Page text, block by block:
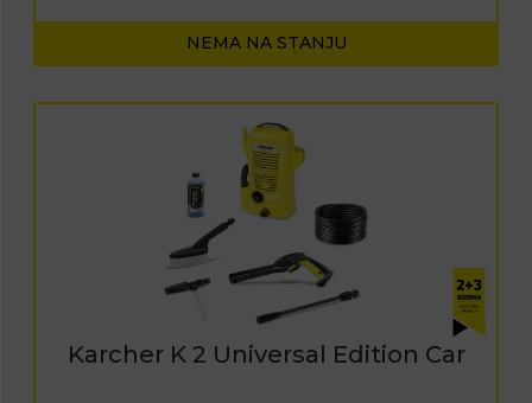
NEMA NA STANJU
Karcher K 2 Universal Edition Car